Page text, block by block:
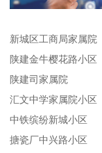
新城区工商局家属院
陕建金牛樱花路小区
陕建司家属院
汇文中学家属院小区
中铁缤纷新城小区
搪瓷厂中兴路小区